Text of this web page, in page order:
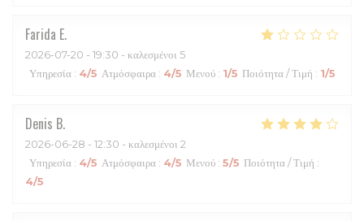
Farida E
2026-07-20 - 19:30 - καλεσμένοι 5
Υπηρεσία : 4/5 Ατμόσφαιρα : 4/5 Μενού : 1/5 Ποιότητα / Τιμή : 1/5
Denis B
2026-06-28 - 12:30 - καλεσμένοι 2
Υπηρεσία : 4/5 Ατμόσφαιρα : 4/5 Μενού : 5/5 Ποιότητα / Τιμή :
4/5